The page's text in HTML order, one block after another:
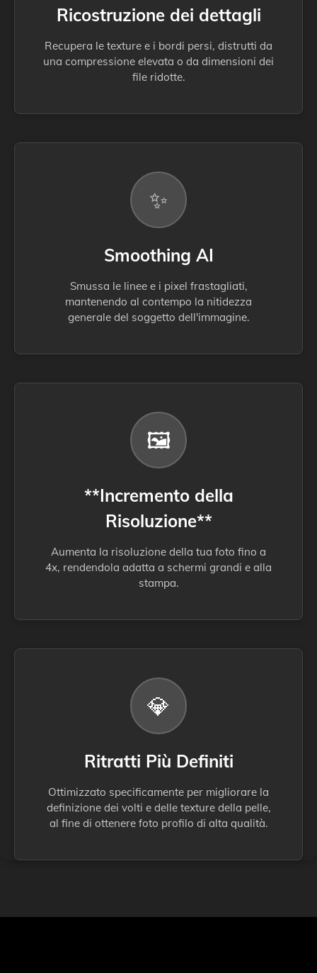
Ricostruzione dei dettagli
Recupera le texture e i bordi persi, distrutti da
una compressione elevata o da dimensioni dei
file ridotte.
✨
Smoothing AI
Smussa le linee e i pixel frastagliati,
mantenendo al contempo la nitidezza
generale del soggetto dell'immagine.
🖼️
**Incremento della
Risoluzione**
Aumenta la risoluzione della tua foto fino a
4x, rendendola adatta a schermi grandi e alla
stampa.
💎
Ritratti Più Definiti
Ottimizzato specificamente per migliorare la
definizione dei volti e delle texture della pelle,
al fine di ottenere foto profilo di alta qualità.